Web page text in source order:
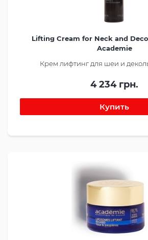
Lifting Cream for Neck and
Academie
Крем лифтинг для шеи и
4 234 грн.